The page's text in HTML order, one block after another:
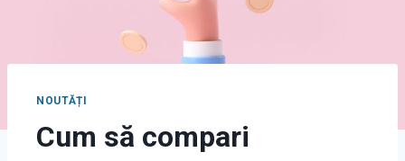
NOUTĂȚI
Cum să compari